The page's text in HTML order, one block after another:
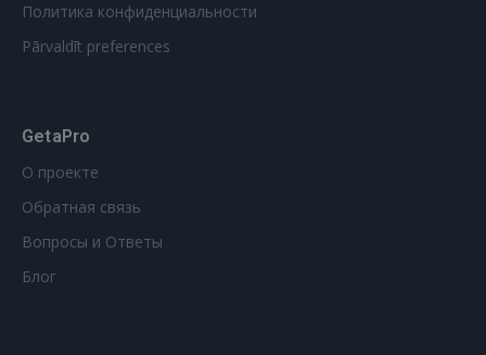
Политика конфиденциальности
Pārvaldīt preferences
GetaPro
О проекте
Обратная связь
Вопросы и Ответы
Блог